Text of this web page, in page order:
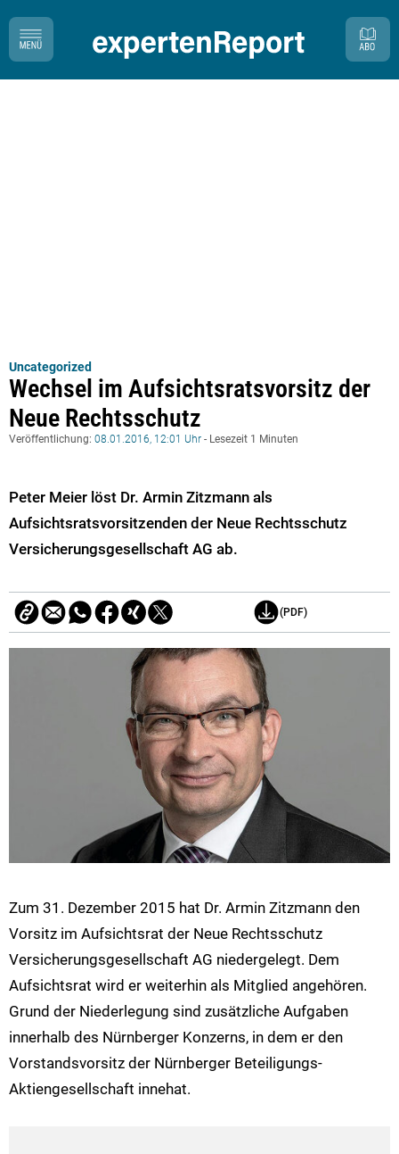
Uncategorized
Wechsel im Aufsichtsratsvorsitz der
Neue Rechtsschutz
Veröffentlichung: 08.01.2016, 12:01 Uhr - Lesezeit 1 Minuten
Peter Meier löst Dr. Armin Zitzmann als
Aufsichtsratsvorsitzenden der Neue Rechtsschutz
Versicherungsgesellschaft AG ab.
(PDF)
Zum 31. Dezember 2015 hat Dr. Armin Zitzmann den
Vorsitz im Aufsichtsrat der Neue Rechtsschutz
Versicherungsgesellschaft AG niedergelegt. Dem
Aufsichtsrat wird er weiterhin als Mitglied angehören.
Grund der Niederlegung sind zusätzliche Aufgaben
innerhalb des Nürnberger Konzerns, in dem er den
Vorstandsvorsitz der Nürnberger Beteiligungs-
Aktiengesellschaft innehat.